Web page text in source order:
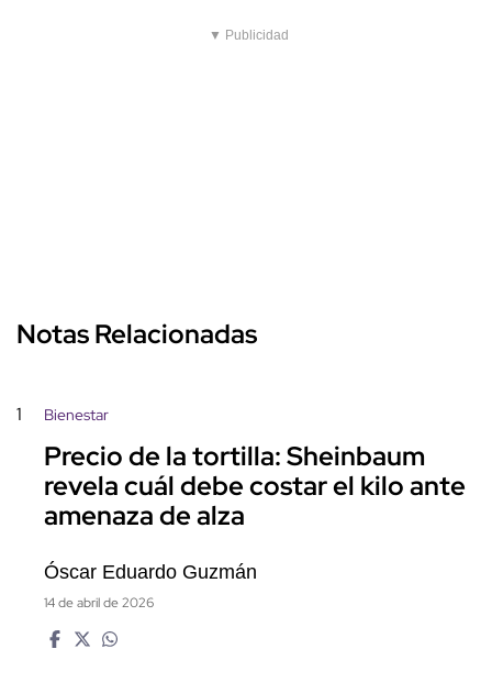
▼ Publicidad
Notas Relacionadas
1 Bienestar
Precio de la tortilla: Sheinbaum
revela cuál debe costar el kilo ante
amenaza de alza
Óscar Eduardo Guzmán
14 de abril de 2026